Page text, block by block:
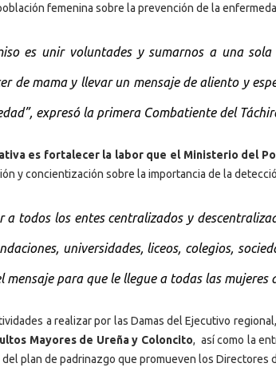
femenina sobre la prevención de la
es unir voluntades y sumarnos a una
de mama y llevar un mensaje de aliento y
expresó la primera Combatiente del
es fortalecer la labor que el Ministerio del
y concientización sobre la importancia de la
a todos los entes centralizados y
universidades, liceos, colegios,
mensaje para que le llegue a todas las mujeres
a realizar por las Damas del Ejecutivo regional,
Mayores de Ureña y Coloncito, así como la
plan de padrinazgo que promueven los Directores